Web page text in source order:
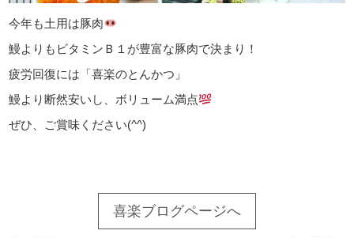
今年も土用は豚肉
鰻よりもビタミンＢ１が豊富な豚肉で決まり！
疲労回復には「喜楽のとんかつ」
鰻より断然安いし、ボリューム満点
ぜひ、ご賞味ください(^^)
喜楽ブログページへ